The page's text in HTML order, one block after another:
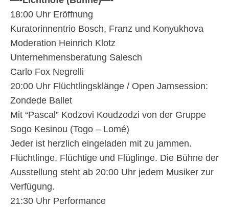
18:00 Uhr Eröffnung
Kuratorinnentrio Bosch, Franz und Konyukhova
Moderation Heinrich Klotz
Unternehmensberatung Salesch
Carlo Fox Negrelli
20:00 Uhr Flüchtlingsklänge / Open Jamsession:
Zondede Ballet
Mit “Pascal” Kodzovi Koudzodzi von der Gruppe
Sogo Kesinou (Togo – Lomé)
Jeder ist herzlich eingeladen mit zu jammen.
Flüchtlinge, Flüchtige und Flüglinge. Die Bühne der
Ausstellung steht ab 20:00 Uhr jedem Musiker zur
Verfügung.
21:30 Uhr Performance